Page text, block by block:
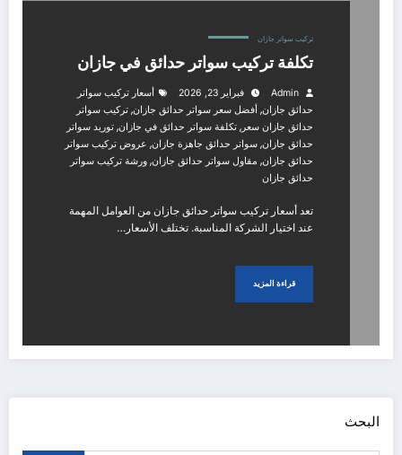
تركيب سواتر جازان
تكلفة تركيب سواتر حدائق في جازان
Admin فبراير 23, 2026
أسعار تركيب سواتر
حدائق جازان, أفضل سعر سواتر حدائق جازان, تركيب سواتر
حدائق جازان سعر , تكلفة سواتر حدائق في جازان, توريد سواتر
حدائق جازان, سواتر حدائق جاهزة جازان, عروض تركيب سواتر
حدائق جازان, مقاول سواتر حدائق جازان, ورشة تركيب سواتر
حدائق جازان
تعد أسعار تركيب سواتر حدائق جازان من العوامل المهمة
عند اختيار الشركة المناسبة. تختلف الأسعار…
قراءة المزيد
البحث